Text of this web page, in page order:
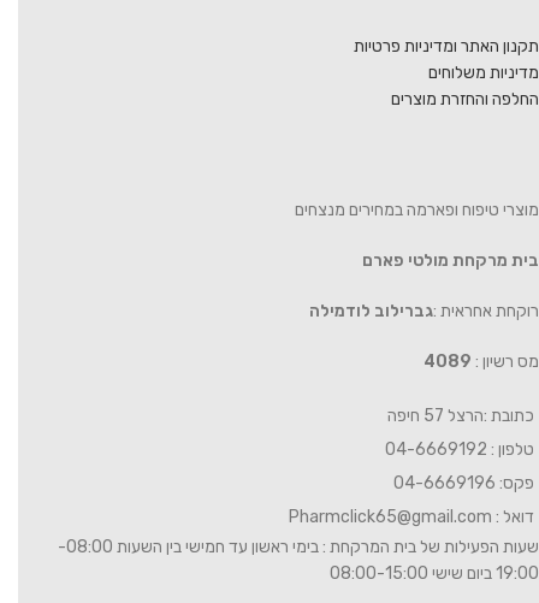
תקנון האתר ומדיניות פרטיות
מדיניות משלוחים
החלפה והחזרת מוצרים
מוצרי טיפוח ופארמה במחירים מנצחים
בית מרקחת מולטי פארם
רוקחת אחראית :גברילוב לודמילה
מס רשיון : 4089
כתובת :הרצל 57 חיפה
טלפון : 04-6669192
פקס: 04-6669196
דואל : Pharmclick65@gmail.com
שעות הפעילות של בית המרקחת : בימי ראשון עד חמישי בין השעות 08:00-
19:00 ביום שישי 08:00-15:00